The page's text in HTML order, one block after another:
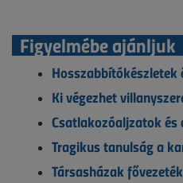
Figyelmébe ajánljuk
Ki végezhet
Csatlakozóaljzatok
Tragikus tanulság a
Társasházak